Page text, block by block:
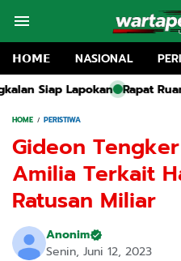
𝗛𝗢𝗠𝗘 NASIONAL
Rapat Ruang Kerja Forum
HOME PERISTIWA
Gideon
Amilia Terkait
Ratusan Miliar
Anonim
Senin, Juni 12, 2023